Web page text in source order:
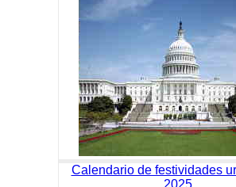
Calendario de festividades
2025